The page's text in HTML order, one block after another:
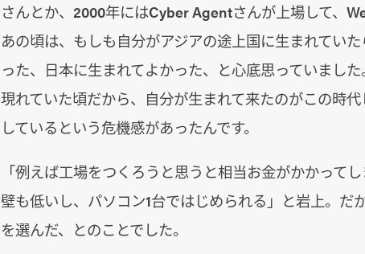
さんとか、2000年にはCyber Agentさんが上場して、
あの頃は、もしも自分がアジアの途上国に生まれてい
った、日本に生まれてよかった、と心底思っていまし
現れていた頃だから、自分が生まれて来たのがこの時
しているという危機感があったんです。
「例えば工場をつくろうと思うと相当お金がかかって
壁も低いし、パソコン1台ではじめられる」と岩上。だ
を選んだ、とのことでした。